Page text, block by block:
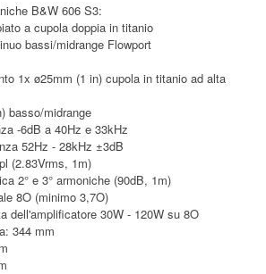
B&W 606 S3:
a cupola doppia in titanio
bassi/midrange Flowport
1x ø25mm (1 in) cupola in titanio ad alta
basso/midrange
-6dB a 40Hz e 33kHz
52Hz - 28kHz ±3dB
(2.83Vrms, 1m)
2° e 3° armoniche (90dB, 1m)
8O (minimo 3,7O)
dell'amplificatore 30W - 120W su 8O
344 mm